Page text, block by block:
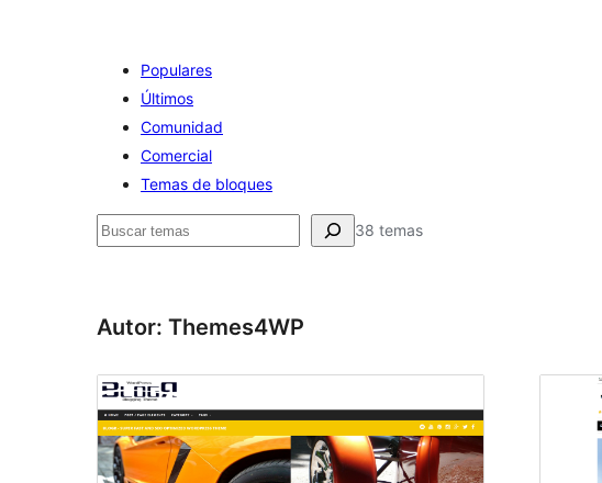
Populares
Últimos
Comunidad
Comercial
Temas de bloques
Buscar 38 temas
Autor: Themes4WP